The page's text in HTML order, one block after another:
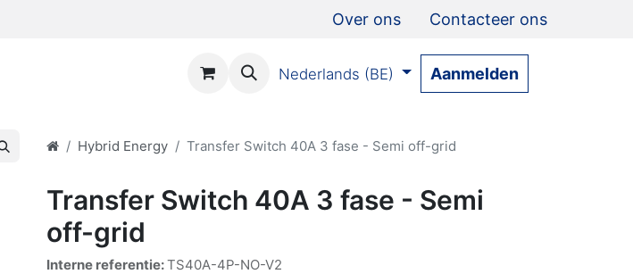
Over ons Contacteer ons
Nederlands (BE) Aanmelden
Hybrid Energy Transfer Switch 40A 3 fase - Semi off-grid
Transfer Switch 40A 3 fase - Semi
off-grid
Interne referentie:TS40A-4P-NO-V2